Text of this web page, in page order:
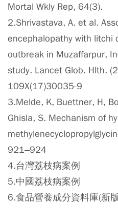
Mortal Wkly Rep, 64(3).
2.Shrivastava, A. et al.
encephalopathy with litchi
outbreak in Muzaffarpur,
study. Lancet Glob. Hlth.
109X(17)30035-9
3.Melde, K, Buettner, H,
Ghisla, S. Mechanism of
921–924
4.台灣荔枝病案例
5.中國荔枝病案例
6.食品營養成分資料庫(新